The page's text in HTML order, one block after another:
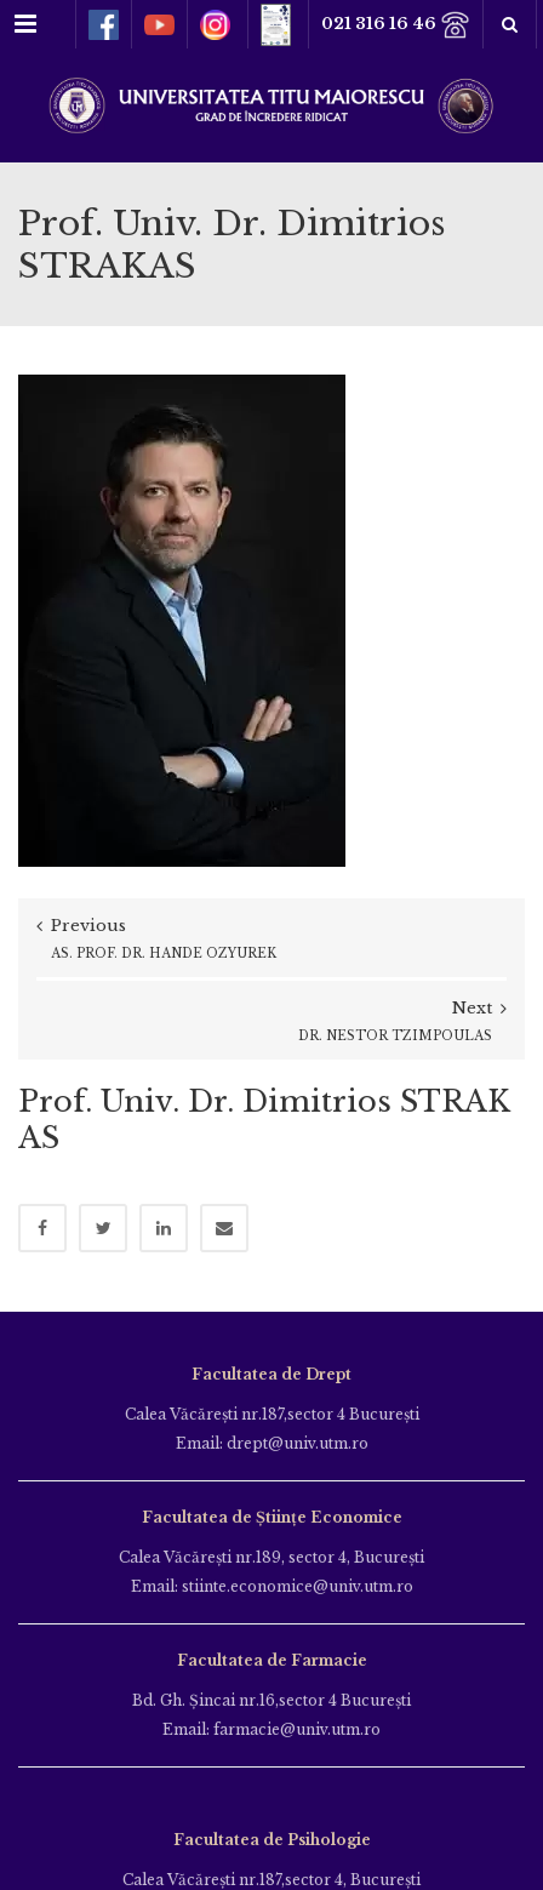
Meniu 021 316 16 46
Prof. Univ. Dr. Dimitrios
STRAKAS
Previous
AS. PROF. DR. HANDE ÖZYÜREK
Next
DR. NESTOR TZIMPOULAS
Prof. Univ. Dr. Dimitrios STRAK
AS
Facultatea de Drept
Calea Văcăreşti nr.187,sector 4 Bucureşti
Email: drept@univ.utm.ro
Facultatea de Științe Economice
Calea Văcăreşti nr.189, sector 4, Bucureşti
Email: stiinte.economice@univ.utm.ro
Facultatea de Farmacie
Bd. Gh. Şincai nr.16,sector 4 Bucureşti
Email: farmacie@univ.utm.ro
Facultatea de Psihologie
Calea Văcăreşti nr.187,sector 4, Bucureşti